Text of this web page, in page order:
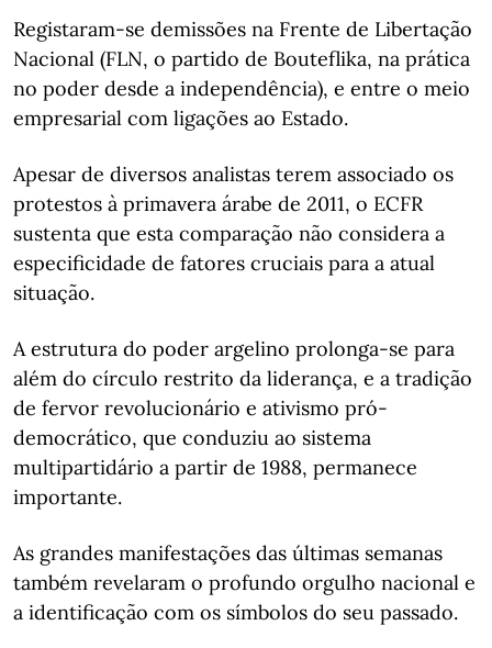
Registaram-se demissões na Frente de Libertação
Nacional (FLN, o partido de Bouteflika, na prática
no poder desde a independência), e entre o meio
empresarial com ligações ao Estado.
Apesar de diversos analistas terem associado os
protestos à primavera árabe de 2011, o ECFR
sustenta que esta comparação não considera a
especificidade de fatores cruciais para a atual
situação.
A estrutura do poder argelino prolonga-se para
além do círculo restrito da liderança, e a tradição
de fervor revolucionário e ativismo pró-
democrático, que conduziu ao sistema
multipartidário a partir de 1988, permanece
importante.
As grandes manifestações das últimas semanas
também revelaram o profundo orgulho nacional e
a identificação com os símbolos do seu passado.